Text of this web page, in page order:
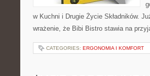
w Kuchni i Drugie Życie Składników.
wrażenie, że Bibi Bistro stawia na
CATEGORIES: ERGONOMIA I KOMFORT